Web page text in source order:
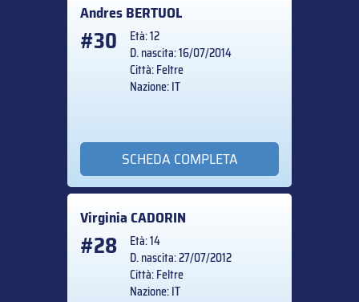
AndresBERTUOL
#30
Età: 12
D. nascita: 16/07/2014
Città: Feltre
Nazione: IT
SCHEDA COMPLETA
VirginiaCADORIN
#28
Età: 14
D. nascita: 27/07/2012
Città: Feltre
Nazione: IT